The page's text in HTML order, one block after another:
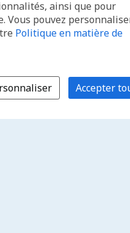
ainsi que pour
Vous pouvez
Politique en matière de
Accepter